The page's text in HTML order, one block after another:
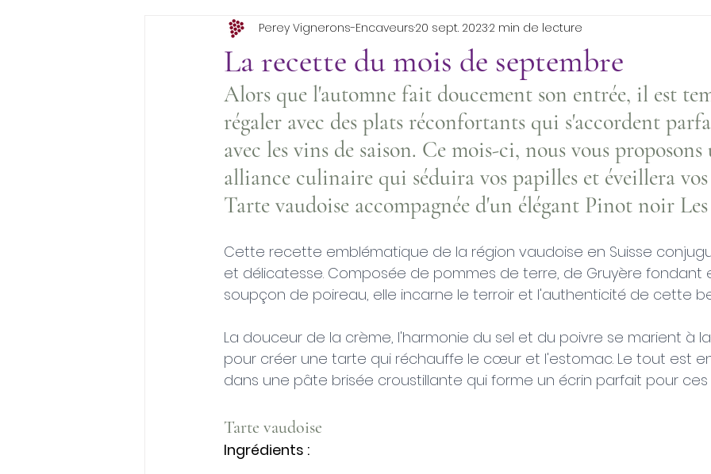
La recette du mois de septembre
Perey Vignerons-Encaveurs20 sept. 20232 min de lecture
Alors que l'automne fait doucement son entrée, il est
régaler avec des plats réconfortants qui s'accordent
avec les vins de saison. Ce mois-ci, nous vous
alliance culinaire qui séduira vos papilles et éveillera
Tarte vaudoise accompagnée d'un élégant Pinot noir Les
Cette recette emblématique de la région vaudoise en Suisse
et délicatesse. Composée de pommes de terre, de Gruyère fondant
soupçon de poireau, elle incarne le terroir et l'authenticité de cette
La douceur de la crème, l'harmonie du sel et du poivre se marient à
pour créer une tarte qui réchauffe le cœur et l'estomac. Le tout est
dans une pâte brisée croustillante qui forme un écrin parfait pour ces
Tarte vaudoise
Ingrédients :